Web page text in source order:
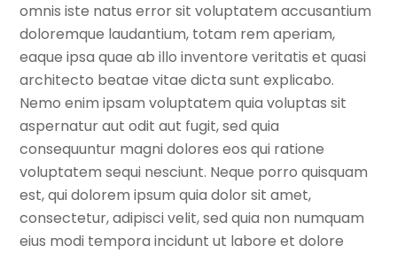
omnis iste natus error sit voluptatem accusantium
doloremque laudantium, totam rem aperiam,
eaque ipsa quae ab illo inventore veritatis et quasi
architecto beatae vitae dicta sunt explicabo.
Nemo enim ipsam voluptatem quia voluptas sit
aspernatur aut odit aut fugit, sed quia
consequuntur magni dolores eos qui ratione
voluptatem sequi nesciunt. Neque porro quisquam
est, qui dolorem ipsum quia dolor sit amet,
consectetur, adipisci velit, sed quia non numquam
eius modi tempora incidunt ut labore et dolore